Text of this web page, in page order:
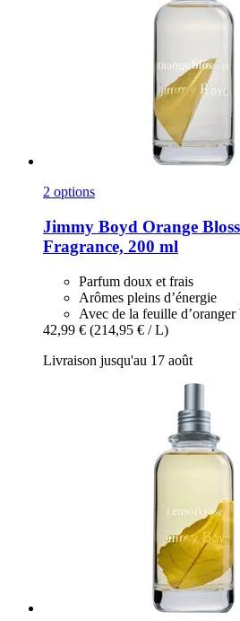
2 options
Jimmy Boyd Orange
Fragrance, 200 ml
Parfum doux et frais
Arômes pleins d’énergie
Avec de la feuille d’oranger
42,99 € (214,95 € / L)
Livraison jusqu'au 17 août